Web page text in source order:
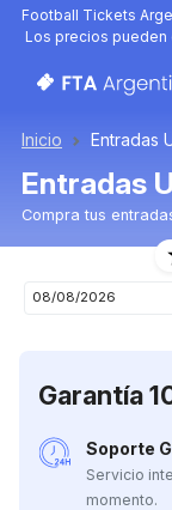
Football Tickets
Los precios pueden
Inicio Entradas
Entradas
Compra tus
Entradas para
Garantía
Soporte
Servicio
momento.